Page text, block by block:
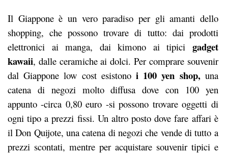
Il Giappone è un vero paradiso per gli amanti dello
shopping, che possono trovare di tutto: dai prodotti
elettronici ai manga, dai kimono ai tipici gadget
kawaii, dalle ceramiche ai dolci. Per comprare souvenir
dal Giappone low cost esistonoi 100 yen shop,una
catena di negozi molto diffusa dove con 100 yen
appunto -circa 0,80 euro -si possono trovare oggetti di
ogni tipo a prezzi fissi. Un altro posto dove fare affari è
il Don Quijote, una catena di negozi che vende di tutto a
prezzi scontati, mentre per acquistare souvenir tipici e